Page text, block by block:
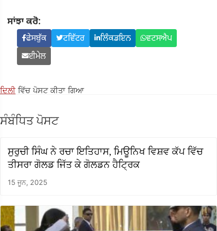
ਸਾਂਝਾ ਕਰੋ:
ਫੇਸਬੁੱਕ ਟਵਿੱਟਰ ਲਿੰਕਡਇਨ
ਵਟਸਐਪ
ਈਮੇਲ
ਦਿਲੀਵਿੱਚ ਪੋਸਟ ਕੀਤਾ ਗਿਆ
ਸੰਬੰਧਿਤ ਪੋਸਟ
ਸੁਰੁਚੀ ਸਿੰਘ ਨੇ ਰਚਾ ਇਤਿਹਾਸ, ਮਿਊਨਿਖ ਵਿਸ਼ਵ ਕੱਪ ਵਿੱਚ
ਤੀਸਰਾ ਗੋਲਡ ਜਿੱਤ ਕੇ ਗੋਲਡਨ ਹੈਟ੍ਰਿਕ
15 ਜੂਨ, 2025